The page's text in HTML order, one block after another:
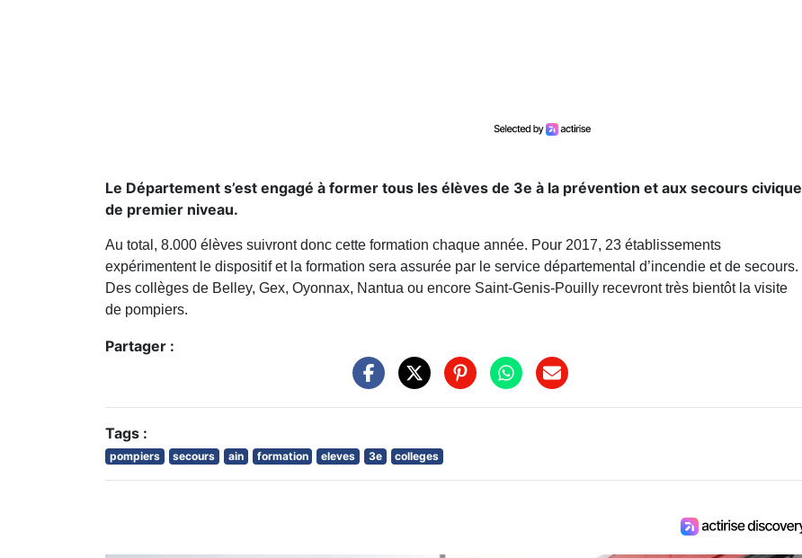
Le Département s’est engagé à former tous les élèves de 3e à la prévention et aux secours civique
de premier niveau.
Au total, 8.000 élèves suivront donc cette formation chaque année. Pour 2017, 23 établissements
expérimentent le dispositif et la formation sera assurée par le service départemental d’incendie et de secours.
Des collèges de Belley, Gex, Oyonnax, Nantua ou encore Saint-Genis-Pouilly recevront très bientôt la visite
de pompiers.
Partager :
Tags :
pompiers secours ain formation eleves 3e colleges